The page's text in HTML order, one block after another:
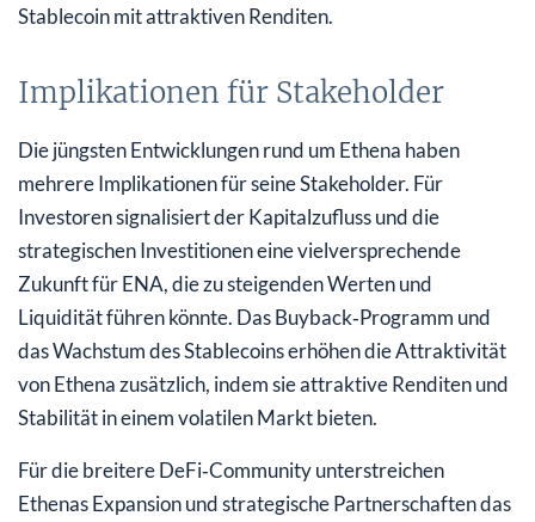
Stablecoin mit attraktiven Renditen.
Implikationen für Stakeholder
Die jüngsten Entwicklungen rund um Ethena haben
mehrere Implikationen für seine Stakeholder. Für
Investoren signalisiert der Kapitalzufluss und die
strategischen Investitionen eine vielversprechende
Zukunft für ENA, die zu steigenden Werten und
Liquidität führen könnte. Das Buyback‑Programm und
das Wachstum des Stablecoins erhöhen die Attraktivität
von Ethena zusätzlich, indem sie attraktive Renditen und
Stabilität in einem volatilen Markt bieten.
Für die breitere DeFi‑Community unterstreichen
Ethenas Expansion und strategische Partnerschaften das